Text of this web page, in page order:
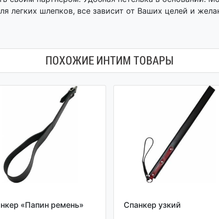
легких шлепков, все зависит от Ваших целей и
ПОХОЖИЕ ИНТИМ ТОВАРЫ
«Папин ремень» Спанкер узкий